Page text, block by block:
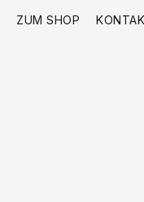
ZUM SHOP